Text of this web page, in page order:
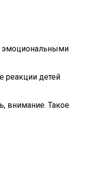
эмоциональными
реакции детей
внимание. Такое